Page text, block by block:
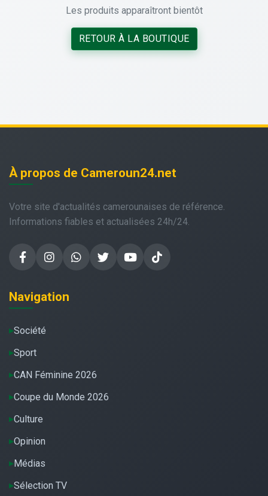
Les produits apparaîtront bientôt
RETOUR À LA BOUTIQUE
À propos de Cameroun24.net
Votre site d'actualités camerounaises de référence.
Informations fiables et actualisées 24h/24.
Navigation
Société
Sport
CAN Féminine 2026
Coupe du Monde 2026
Culture
Opinion
Médias
Sélection TV